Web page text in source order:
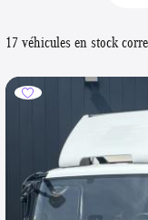
17 véhicules en stock